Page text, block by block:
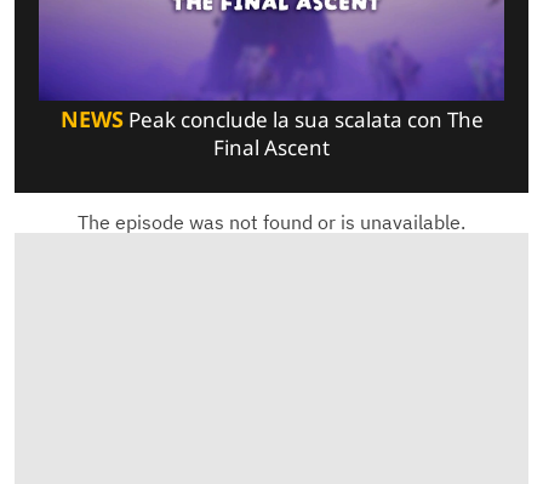
NEWSPeak conclude la sua scalata con The
Final Ascent